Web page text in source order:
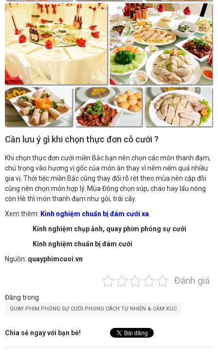
Cần lưu ý gì khi chọn thực đơn cỗ cưới ?
Khi chọn thực đơn cưới miền Bắc bạn nên chọn các món thanh đạm,
chú trọng vào hương vị gốc của món ăn thay vì nêm nếm quá nhiều
gia vị. Thời tiệc miền Bắc cũng thay đổi rõ rệt theo mùa nên cặp đôi
cũng nên chọn món hợp lý. Mùa Đông chọn súp, cháo hay lẩu nóng
còn Hè thì món thanh đạm như gỏi, trái cây.
Xem thêm: Kinh nghiệm chuẩn bị đám cưới xa
Kinh nghiệm chụp ảnh, quay phim phóng sự cưới
Kinh nghiệm chuẩn bị đám cưới
Nguồn: quayphimcuoi.vn
Đánh giá
Đăng trong
QUAY PHIM PHÓNG SỰ CƯỚI PHONG CÁCH TỰ NHIÊN & CẢM XÚC
Chia sẻ ngay với bạn bè!